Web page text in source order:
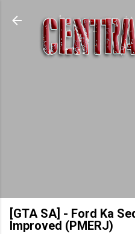
Pular para o
[GTA SA] - Ford Ka
Improved (PMERJ)